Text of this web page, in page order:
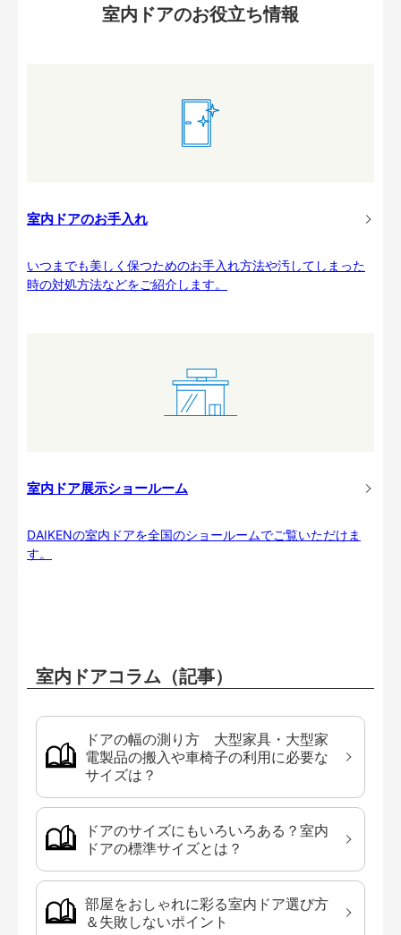
室内ドアのお役立ち情報
室内ドアのお手入れ
いつまでも美しく保つためのお手入れ方法や汚してしまった
時の対処方法などをご紹介します。
室内ドア展示ショールーム
DAIKENの室内ドアを全国のショールームでご覧いただけま
す。
室内ドアコラム（記事）
ドアの幅の測り方 大型家具・大型家
電製品の搬入や車椅子の利用に必要な
サイズは？
ドアのサイズにもいろいろある？室内
ドアの標準サイズとは？
部屋をおしゃれに彩る室内ドア選び方
＆失敗しないポイント